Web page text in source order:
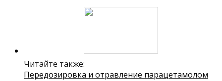
Читайте также:
Передозировка и отравление парацетамолом